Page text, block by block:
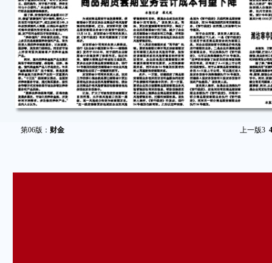
第06版： 财金 上一版3 4